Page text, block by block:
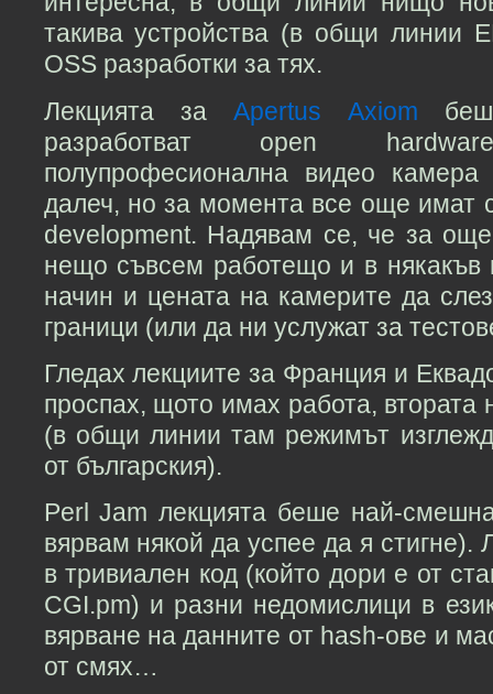
такива устройства (в общи линии
OSS разработки за тях.
Лекцията заApertus Axiom
разработват open
полупрофесионална видео
далеч, но за момента все още имат
development. Надявам се, че за
нещо съвсем работещо и в
начин и цената на камерите да
граници (или да ни услужат за
Гледах лекциите за Франция и
проспах, щото имах работа,
(в общи линии там режимът
от българския).
Perl Jam лекцията беше най-
вярвам някой да успее да я стигне).
в тривиален код (който дори е от
CGI.pm) и разни недомислици в
вярване на данните от hash-ове и
от смях…